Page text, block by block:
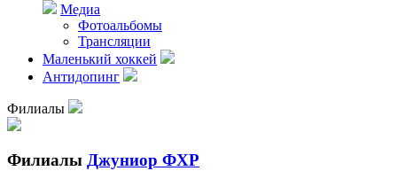
Медиа
Фотоальбомы
Трансляции
Маленький хоккей
Антидопинг
Филиалы
Филиалы Джуниор ФХР